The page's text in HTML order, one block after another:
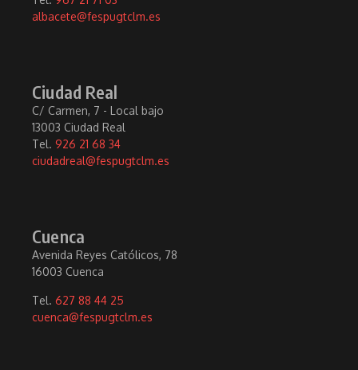
albacete@fespugtclm.es
Ciudad Real
C/ Carmen, 7 - Local bajo
13003 Ciudad Real
Tel. 926 21 68 34
ciudadreal@fespugtclm.es
Cuenca
Avenida Reyes Católicos, 78
16003 Cuenca
Tel. 627 88 44 25
cuenca@fespugtclm.es